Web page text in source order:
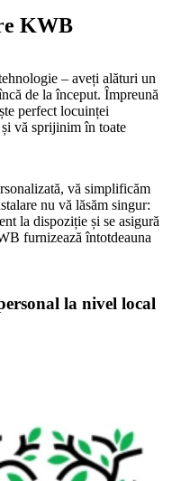
KWB
– aveți alături un
de la început. Împreună
perfect locuinței
vă sprijinim în toate
vă simplificăm
nu vă lăsăm singur:
la dispoziție și se asigură
furnizează întotdeauna
la nivel local